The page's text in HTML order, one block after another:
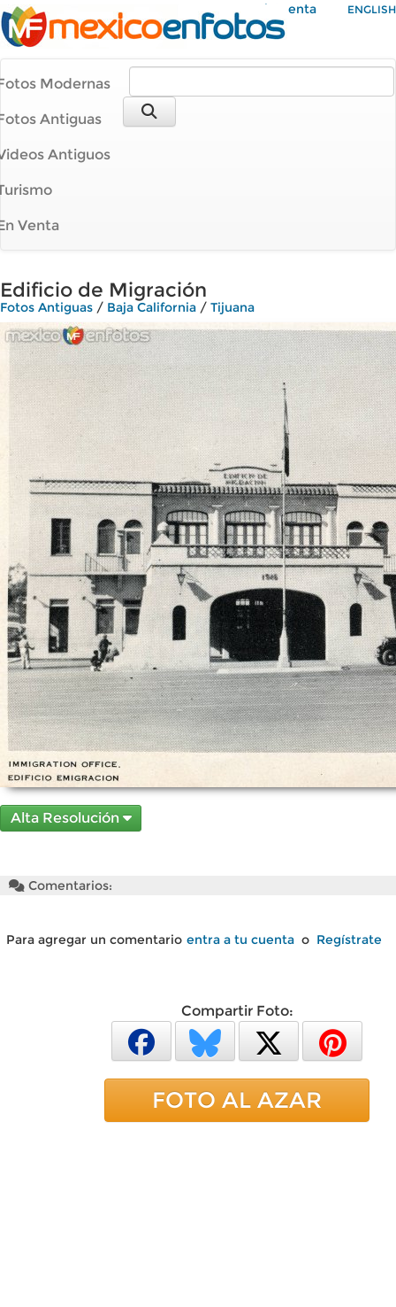
Mi Cuenta ENGLISH
Modernas
Antiguas
Antiguos
Venta
Edificio de Migración
Fotos Antiguas / Baja California / Tijuana
Alta Resolución
Comentarios:
Para agregar un comentario entra a tu cuenta o Regístrate
Compartir Foto:
FOTO AL AZAR